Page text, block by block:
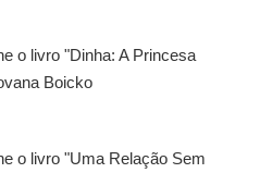
o livro "Dinha: A Princesa
Boicko
o livro "Uma Relação Sem